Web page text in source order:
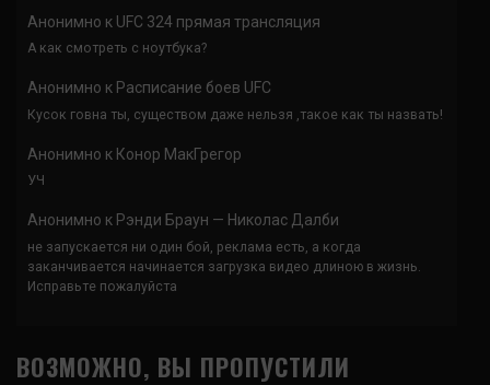
Анонимно к UFC 324 прямая трансляция
А как смотреть с ноутбука?
Анонимно к Расписание боев UFC
Кусок говна ты, существом даже нельзя ,такое как ты назвать!
Анонимно к Конор МакГрегор
УЧ
Анонимно к Рэнди Браун — Николас Далби
не запускается ни один бой, реклама есть, а когда
заканчивается начинается загрузка видео длиною в жизнь.
Исправьте пожалуйста
ВОЗМОЖНО, ВЫ ПРОПУСТИЛИ